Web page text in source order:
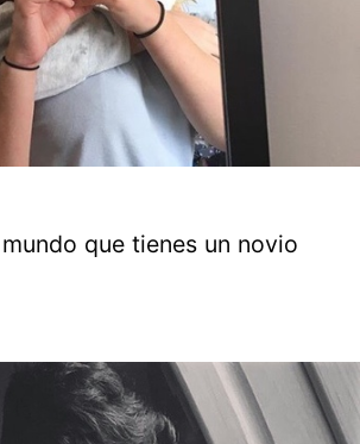
que tienes un novio